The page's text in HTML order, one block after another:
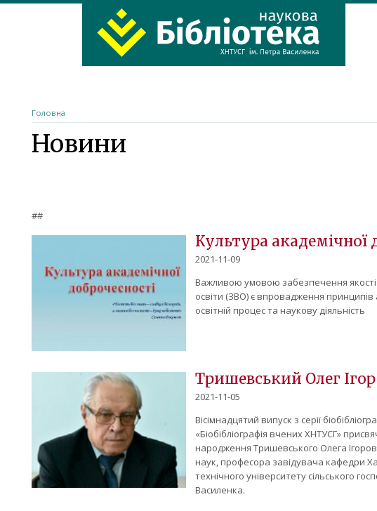
ХНТУСГ
Home
Головна
Новини
##
Культура академічної
2021-11-09
Важливою умовою забезпечення якості
освіти (ЗВО) є впровадження принципів
освітній процес та наукову діяльність
Тришевський Олег
2021-11-05
Вісімнадцятий випуск з серії
«Біобібліографія вчених ХНТУСГ»
народження Тришевського Олега
наук, професора завідувача кафедри
технічного університету сільського
Василенка.